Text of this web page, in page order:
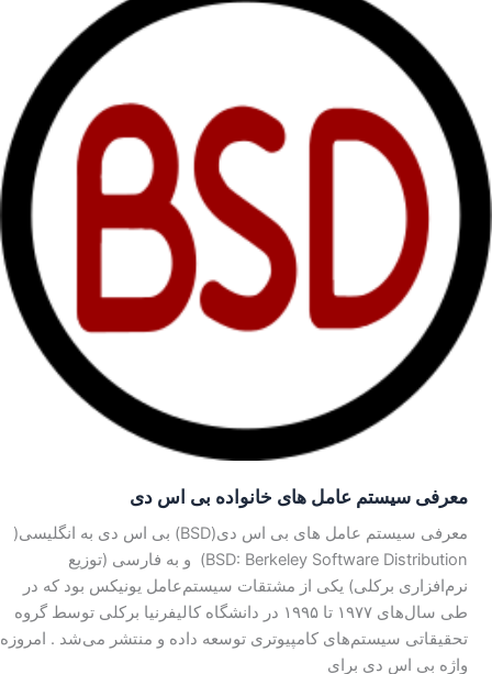
معرفی سیستم عامل های خانواده بی‌ اس‌ دی
معرفی سیستم عامل های بی اس دی(BSD) بی‌ اس‌ دی به انگلیسی(
BSD: Berkeley Software Distribution) و به فارسی (توزیع
نرم‌افزاری برکلی) یکی از مشتقات سیستم‌عامل یونیکس بود که در
طی سال‌های ۱۹۷۷ تا ۱۹۹۵ در دانشگاه کالیفرنیا برکلی توسط گروه
تحقیقاتی سیستم‌های کامپیوتری توسعه داده و منتشر می‌شد . امروزه
واژه بی‌ اس‌ دی برای